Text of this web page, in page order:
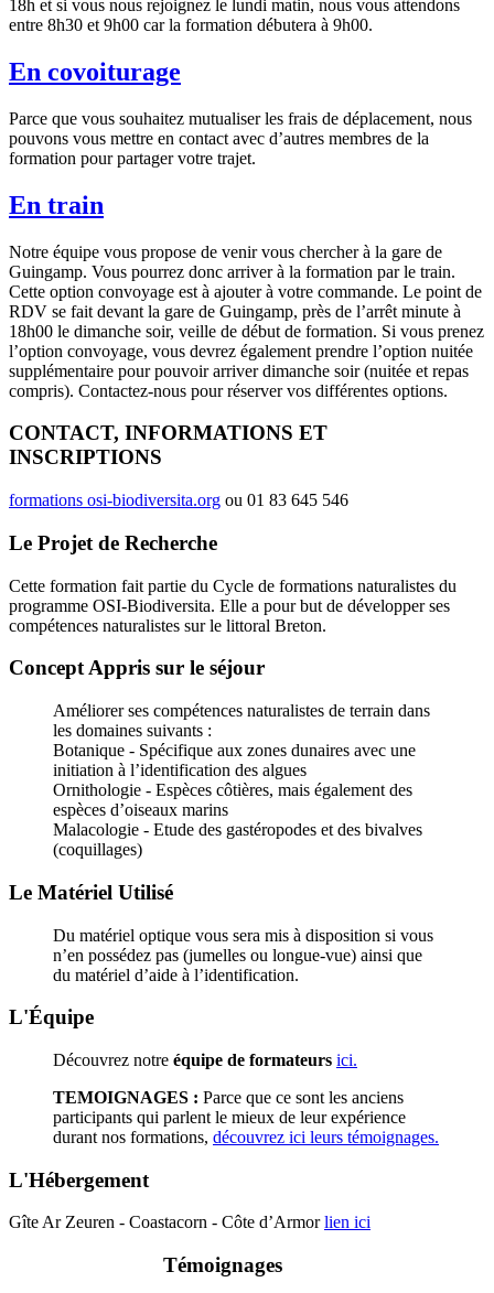
18h et si vous nous rejoignez le lundi matin, nous vous attendons
entre 8h30 et 9h00 car la formation débutera à 9h00.
En covoiturage
Parce que vous souhaitez mutualiser les frais de déplacement, nous
pouvons vous mettre en contact avec d’autres membres de la
formation pour partager votre trajet.
En train
Notre équipe vous propose de venir vous chercher à la gare de
Guingamp. Vous pourrez donc arriver à la formation par le train.
Cette option convoyage est à ajouter à votre commande. Le point de
RDV se fait devant la gare de Guingamp, près de l’arrêt minute à
18h00 le dimanche soir, veille de début de formation. Si vous prenez
l’option convoyage, vous devrez également prendre l’option nuitée
supplémentaire pour pouvoir arriver dimanche soir (nuitée et repas
compris). Contactez-nous pour réserver vos différentes options.
CONTACT, INFORMATIONS ET
INSCRIPTIONS
formations osi-biodiversita.org ou 01 83 645 546
Le Projet de Recherche
Cette formation fait partie du Cycle de formations naturalistes du
programme OSI-Biodiversita. Elle a pour but de développer ses
compétences naturalistes sur le littoral Breton.
Concept Appris sur le séjour
Améliorer ses compétences naturalistes de terrain dans
les domaines suivants :
Botanique - Spécifique aux zones dunaires avec une
initiation à l’identification des algues
Ornithologie - Espèces côtières, mais également des
espèces d’oiseaux marins
Malacologie - Etude des gastéropodes et des bivalves
(coquillages)
Le Matériel Utilisé
Du matériel optique vous sera mis à disposition si vous
n’en possédez pas (jumelles ou longue-vue) ainsi que
du matériel d’aide à l’identification.
L'Équipe
Découvrez notre équipe de formateurs ici.
TEMOIGNAGES : Parce que ce sont les anciens
participants qui parlent le mieux de leur expérience
durant nos formations, découvrez ici leurs témoignages.
L'Hébergement
Gîte Ar Zeuren - Coastacorn - Côte d’Armorlien ici
Témoignages